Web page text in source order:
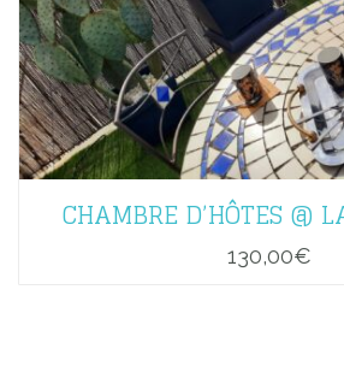
CHAMBRE D’HÔTES @
130,00€